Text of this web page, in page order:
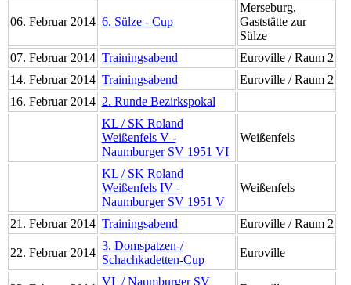
06. Februar 2014 6. Sülze - Cup
Merseburg,
Gaststätte zur
Sülze
07. Februar 2014 Trainingsabend
Euroville / Raum 2
14. Februar 2014 Trainingsabend
Euroville / Raum 2
16. Februar 2014 2. Runde Bezirkspokal
KL / SK Roland
Weißenfels V -
Naumburger SV 1951 VI
Weißenfels
KL / SK Roland
Weißenfels IV -
Naumburger SV 1951 V
Weißenfels
21. Februar 2014 Trainingsabend Euroville / Raum 2
22. Februar 2014
3. Domspatzen-/
Schachkadetten-Cup
Euroville
VL / Naumburger SV